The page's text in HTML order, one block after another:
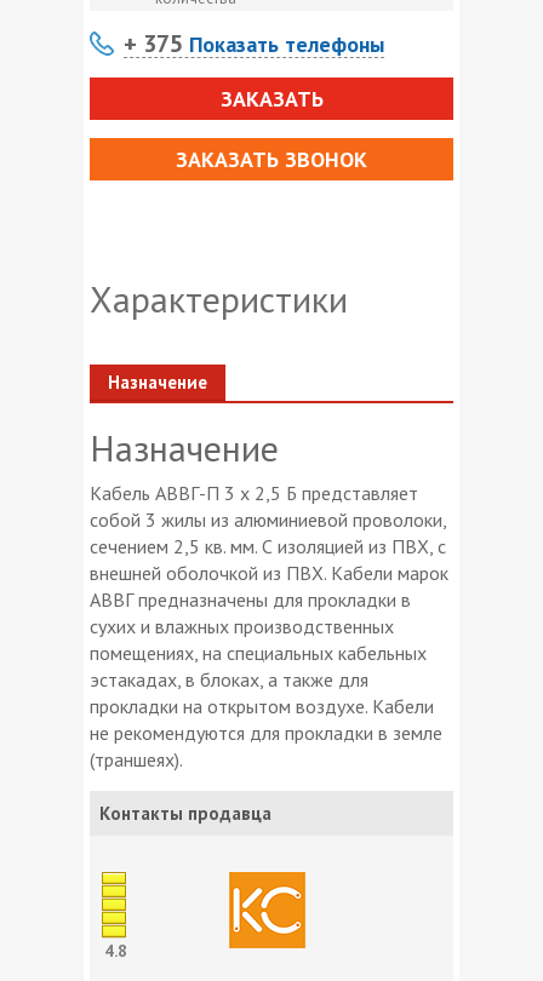
+ 375 Показать телефоны
ЗАКАЗАТЬ
ЗАКАЗАТЬ ЗВОНОК
Характеристики
Назначение
Назначение
Кабель АВВГ-П 3 х 2,5 Б представляет
собой 3 жилы из алюминиевой проволоки,
сечением 2,5 кв. мм. С изоляцией из ПВХ, с
внешней оболочкой из ПВХ. Кабели марок
АВВГ предназначены для прокладки в
сухих и влажных производственных
помещениях, на специальных кабельных
эстакадах, в блоках, а также для
прокладки на открытом воздухе. Кабели
не рекомендуются для прокладки в земле
(траншеях).
Контакты продавца
4.8